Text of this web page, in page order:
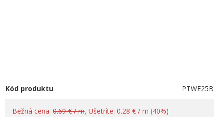
Kód produktu PTWE25B
Bežná cena: 0.69 € / m, Ušetríte: 0.28 € / m (40%)